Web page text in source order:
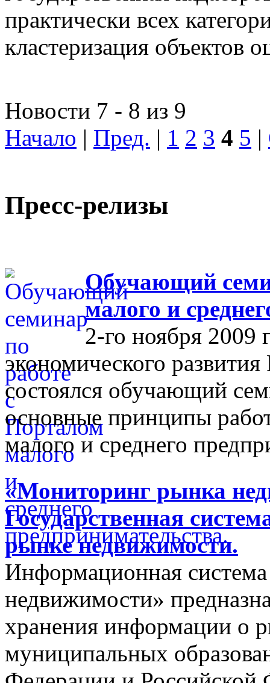
практически всех
кластеризация объектов
Новости 7 - 8 из 9
Начало | Пред. | 1 2 3 4 5 |
Пресс-релизы
Обучающий
малого и
2-го ноября 2009
экономического
состоялся обучающий
основные принципы
малого и среднего
«Мониторинг рынка
Государственная
рынке недвижимости.
Информационная
недвижимости»
хранения информации о
муниципальных